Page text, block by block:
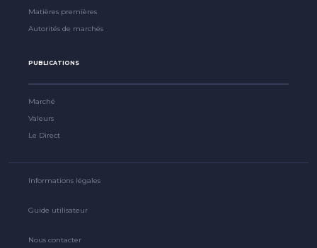
Matières premières
Autorités de marchés
PUBLICATIONS
Marché
Valeurs
Le Direct
Informations légales
Guide utilisateur
Nous contacter